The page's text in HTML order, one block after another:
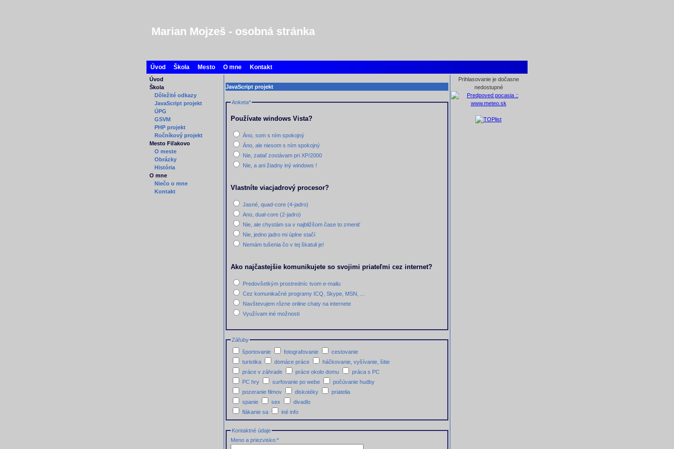
Marian Mojzeš - osobná stránka
Úvod Škola Mesto O mne Kontakt
Úvod
Škola
Dôležité odkazy
JavaScript projekt
ÚPG
GSVM
PHP projekt
Ročníkový projekt
Mesto Fiľakovo
O meste
Obrázky
História
O mne
Niečo o mne
Kontakt
JavaScript projekt
Anketa*
Používate windows Vista?
Áno, som s ním spokojný
Áno, ale niesom s ním spokojný
Nie, zatiaľ zostávam pri XP/2000
Nie, a ani žiadny iný windows !
Vlastníte viacjadrový procesor?
Jasné, quad-core (4-jadro)
Ano, dual-core (2-jadro)
Nie, ale chystám sa v najbližšom čase to zmeniť
Nie, jedno jadro mi úplne stačí
Nemám tušenia čo v tej škatuli je!
Ako najčastejšie komunikujete so svojimi priateľmi cez internet?
Predovšetkým prostredníc tvom e-mailu
Cez komunikačné programy ICQ, Skype, MSN, ...
Navštevujem rôzne online chaty na internete
Využívam iné možnosti
Záľuby
športovanie
fotografovanie
cestovanie
turistika
domáce práce
háčkovanie, vyšívanie, šitie
práce v záhrade
práce okolo domu
práca s PC
PC hry
surfovanie po webe
počúvanie hudby
pozeranie filmov
diskotéky
priatelia
spanie
sex
divadlo
flákanie sa
iné info
Kontaktné údaje
Meno a priezvisko:*
Prihlasovanie je dočasne
nedostupné